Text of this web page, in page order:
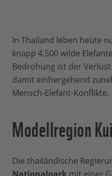
In Thailand leben heute
knapp 4.500 wilde
Bedrohung ist der
damit einhergehend
Mensch-Elefant-Konflikte.
Modellregion
Die thailändische